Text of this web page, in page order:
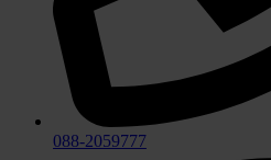
088-2059777